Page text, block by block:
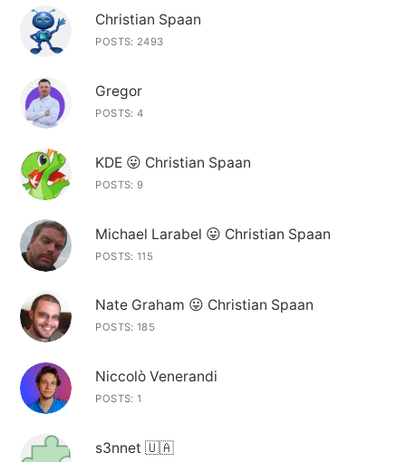
Christian Spaan
POSTS: 2493
Gregor
POSTS: 4
KDE 😛 Christian Spaan
POSTS: 9
Michael Larabel 😛 Christian Spaan
POSTS: 115
Nate Graham 😛 Christian Spaan
POSTS: 185
Niccolò Venerandi
POSTS: 1
s3nnet 🇺🇦